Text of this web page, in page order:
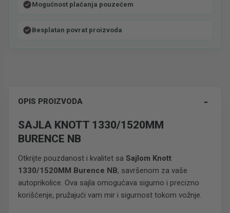
Mogućnost plaćanja pouzećem
Besplatan povrat proizvoda
OPIS PROIZVODA
SAJLA KNOTT 1330/1520MM
BURENCE NB
Otkrijte pouzdanost i kvalitet sa Sajlom Knott
1330/1520MM Burence NB, savršenom za vaše
autoprikolice. Ova sajla omogućava sigurno i precizno
korišćenje, pružajući vam mir i sigurnost tokom vožnje.
-